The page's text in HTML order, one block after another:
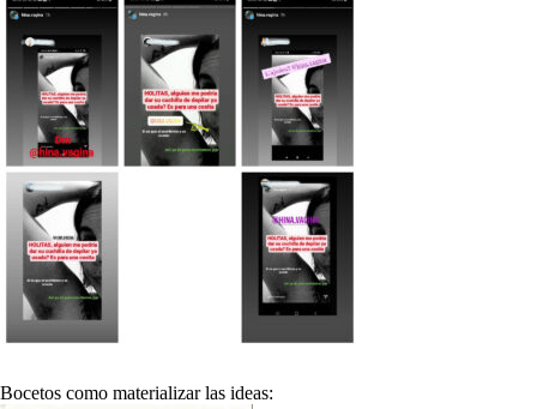
Bocetos como materializar las ideas: